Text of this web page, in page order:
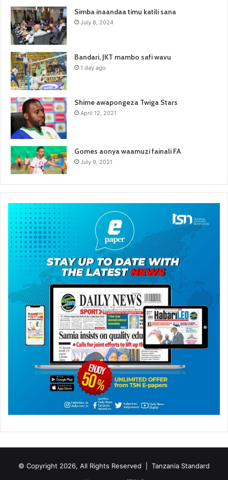
Simba inaandaa timu katili sana
July 8, 2024
Bandari, JKT mambo safi wavu
1 day ago
Shime awapongeza Twiga Stars
April 12, 2021
Gomes aonya waamuzi fainali FA
July 9, 2021
© Copyright 2026, All Rights Reserved | Tanzania Standard